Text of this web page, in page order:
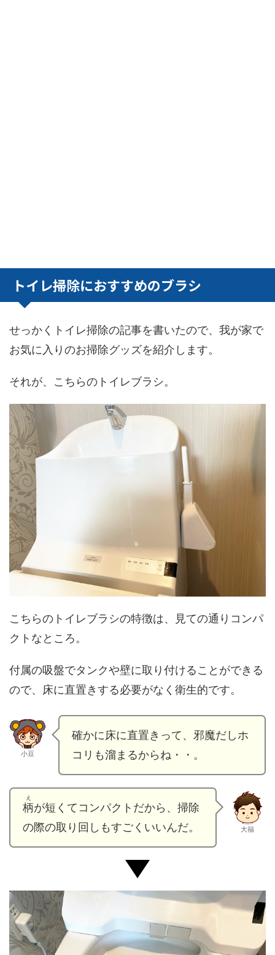
トイレ掃除におすすめのブラシ
せっかくトイレ掃除の記事を書いたので、我が家で
お気に入りのお掃除グッズを紹介します。
それが、こちらのトイレブラシ。
こちらのトイレブラシの特徴は、見ての通りコンパ
クトなところ。
付属の吸盤でタンクや壁に取り付けることができる
ので、床に直置きする必要がなく衛生的です。
小豆
確かに床に直置きって、邪魔だしホ
コリも溜まるからね・・。
柄
え
が短くてコンパクトだから、掃除
の際の取り回しもすごくいいんだ。
大福